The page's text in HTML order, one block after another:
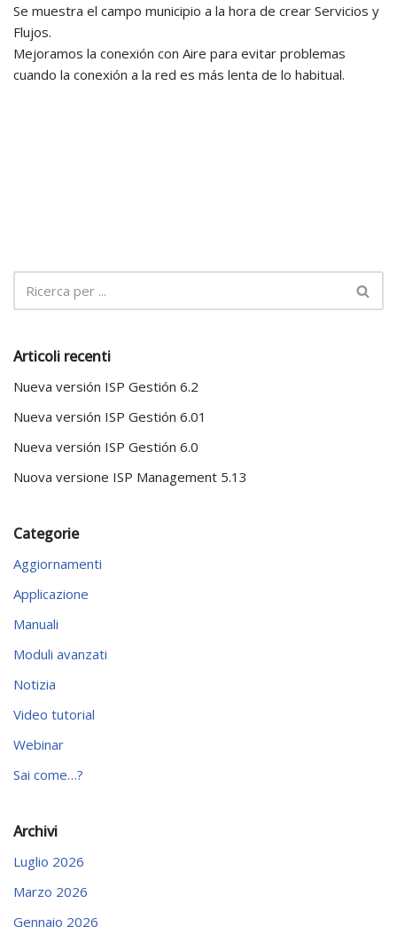
Se muestra el campo municipio a la hora de crear Servicios y
Flujos.
Mejoramos la conexión con Aire para evitar problemas
cuando la conexión a la red es más lenta de lo habitual.
Articoli recenti
Nueva versión ISP Gestión 6.2
Nueva versión ISP Gestión 6.01
Nueva versión ISP Gestión 6.0
Nuova versione ISP Management 5.13
Categorie
Aggiornamenti
Applicazione
Manuali
Moduli avanzati
Notizia
Video tutorial
Webinar
Sai come…?
Archivi
Luglio 2026
Marzo 2026
Gennaio 2026